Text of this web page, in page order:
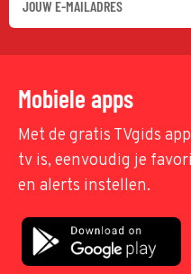
Mobiele apps
Met de gratis TVgids
tv is, eenvoudig je
en alerts instellen.